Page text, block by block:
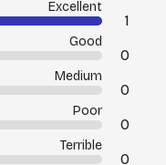
Excellent
1
Good
0
Medium
0
Poor
0
Terrible
0